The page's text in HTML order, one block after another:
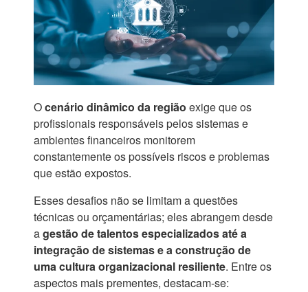
Ocenário dinâmico da região exige que os
profissionais responsáveis pelos sistemas e
ambientes financeiros monitorem
constantemente os possíveis riscos e problemas
que estão expostos.
Esses desafios não se limitam a questões
técnicas ou orçamentárias; eles abrangem desde
agestão de talentos especializados até a
integração de sistemas e a construção de
uma cultura organizacional resiliente. Entre os
aspectos mais prementes, destacam-se: